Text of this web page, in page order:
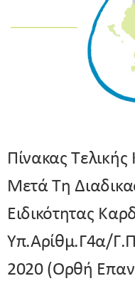
Πίνακας
Μετά Τη
Ειδικότητας
Υπ.αρίθμ.Γ4α/
2020 (Ορθή